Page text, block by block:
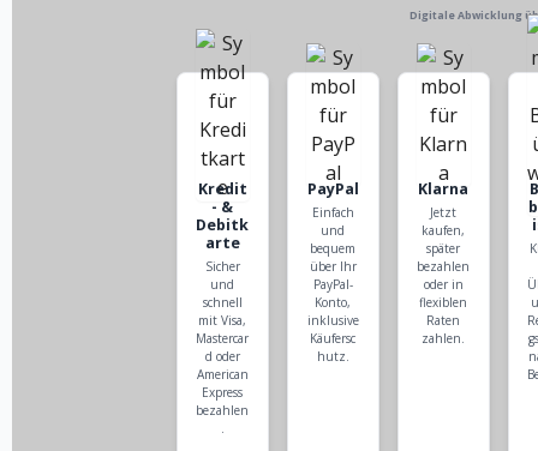
Digitale Abwicklung
Kredit
- &
Debitk
arte
Sicher
und
schnell
mit Visa,
Mastercar
d oder
American
Express
bezahlen
.
PayPal
Einfach
und
bequem
über Ihr
PayPal-
Konto,
inklusive
Käufersc
hutz.
Klarna
Jetzt
kaufen,
später
bezahlen
oder in
flexiblen
Raten
zahlen.